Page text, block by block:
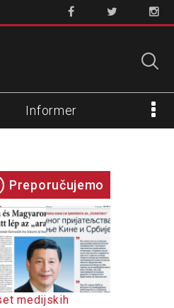
Informer
Preporučujemo
medijskih